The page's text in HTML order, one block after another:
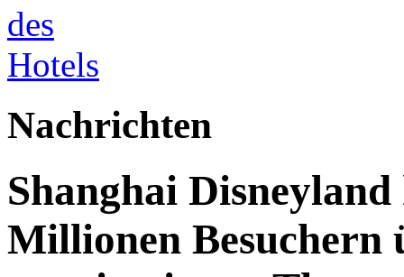
Nachrichten
Shanghai
Millionen